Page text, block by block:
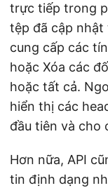
trực tiếp trong
tệp đã cập
cung cấp các
hoặc Xóa các
hoặc tất cả.
hiển thị các
đầu tiên và cho
Hơn nữa, API
tin định dạng